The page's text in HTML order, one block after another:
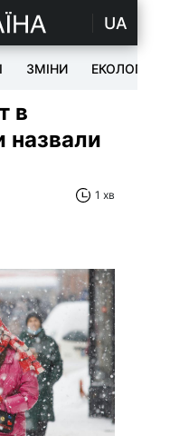
UA
ЗМІНИ ЕКОЛОГІЯ
в
назвали
1 хв